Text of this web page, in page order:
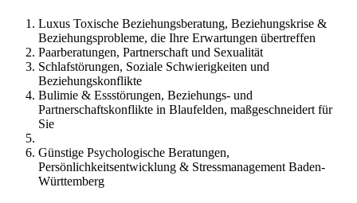
Luxus Toxische Beziehungsberatung, Beziehungskrise &
Beziehungsprobleme, die Ihre Erwartungen übertreffen
Paarberatungen, Partnerschaft und Sexualität
Schlafstörungen, Soziale Schwierigkeiten und
Beziehungskonflikte
Bulimie & Essstörungen, Beziehungs- und
Partnerschaftskonflikte in Blaufelden, maßgeschneidert für
Sie
Günstige Psychologische Beratungen,
Persönlichkeitsentwicklung & Stressmanagement Baden-
Württemberg